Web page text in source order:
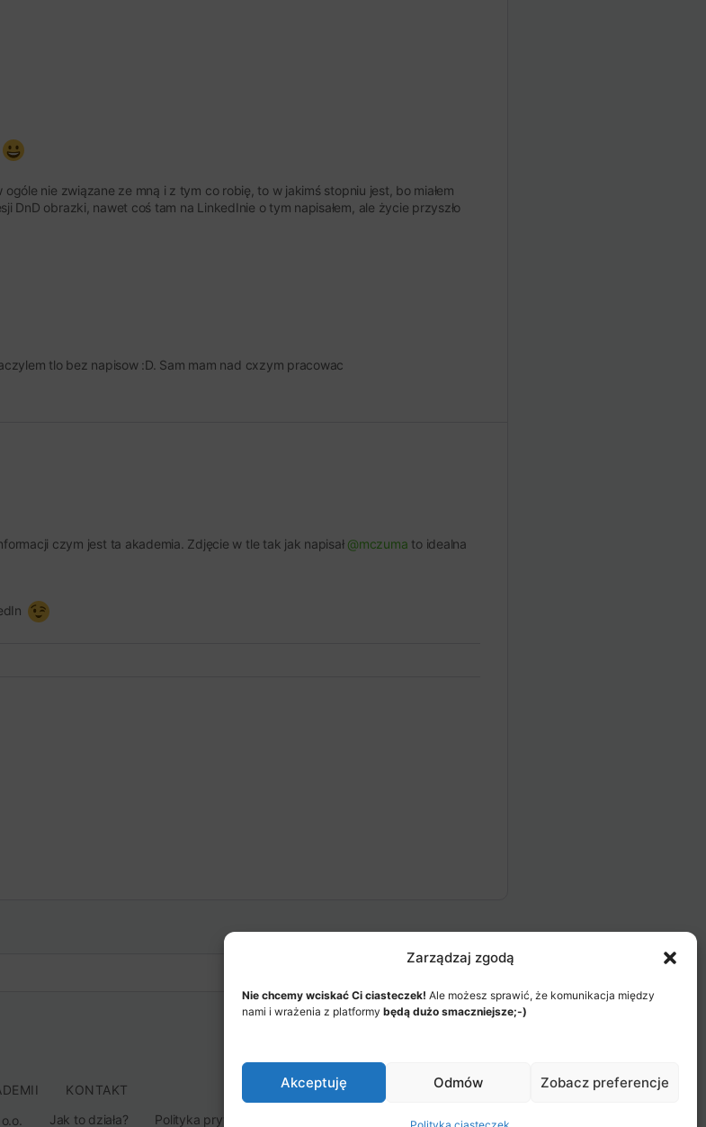
Zarządzaj zgodą
Nie chcemy wciskać Ci ciasteczek! Ale możesz sprawić, że komunikacja między
nami i wrażenia z platformy będą dużo smaczniejsze;-)
Akceptuję Odmów Zobacz preferencje
nie związane ze mną i z tym co robię, to w jakimś stopniu jest, bo miałem
DnD obrazki, nawet coś tam na LinkedInie o tym napisałem, ale życie przyszło
tlo bez napisow :D. Sam mam nad cxzym pracowac
czym jest ta akademia. Zdjęcie w tle tak jak napisał @mczuma to idealna
KONTAKT
Jak to działa? Polityka prywatności Regulamin Akademii